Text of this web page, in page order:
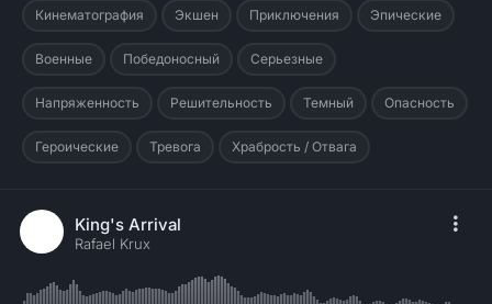
Кинематография Экшен Приключения Эпические
Военные Победоносный Серьезные
Напряженность Решительность Темный Опасность
Героические Тревога Храбрость / Отвага
King's Arrival
Rafael Krux